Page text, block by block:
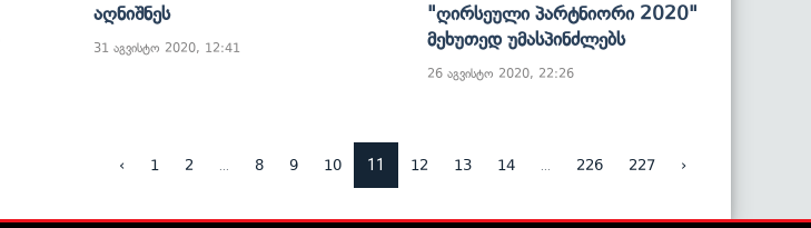
Აღნიშნეს
31 აგვისტო 2020, 12:41
"ღირსეული Პარტნიორი 2020"
Მეხუთედ Უმასპინძლებს
26 აგვისტო 2020, 22:26
‹ 1 2 8 9 10 11 12 13 14 226 227 ›